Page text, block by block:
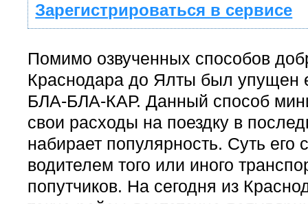
Зарегистрироваться в сервисе
Помимо озвученных способов
Краснодара до Ялты был
БЛА-БЛА-КАР. Данный способ
свои расходы на поездку в
набирает популярность. Суть его
водителем того или иного
попутчиков. На сегодня из